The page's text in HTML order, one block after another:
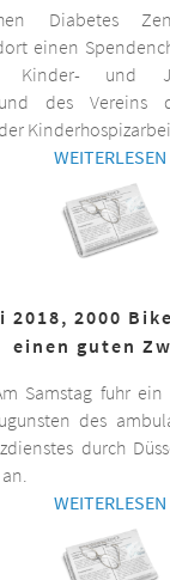
Diabetes
einen
Kinder- und
des Vereins
WEITERLESEN
2018, 2000
einen guten
Samstag fuhr
des
durch
WEITERLESEN